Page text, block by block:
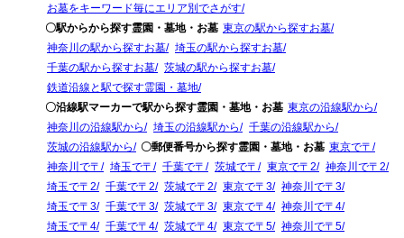
お墓をキーワード毎にエリア別でさがす
〇駅からから探す霊園・墓地・お墓 東京の駅から探すお墓
神奈川の駅から探すお墓
埼玉の駅から探すお墓
千葉の駅から探すお墓
茨城の駅から探すお墓
鉄道沿線と駅で探す霊園・墓地
〇沿線駅マーカーで駅から探す霊園・墓地・お墓 東京の沿線駅から
神奈川の沿線駅から
埼玉の沿線駅から
千葉の沿線駅から
茨城の沿線駅から
〇郵便番号から探す霊園・墓地・お墓 東京で〒
神奈川で〒
埼玉で〒 千葉で〒 茨城で〒 東京で〒2
神奈川で〒2
埼玉で〒2
千葉で〒2 茨城で〒2 東京で〒3
神奈川で〒3
埼玉で〒3
千葉で〒3 茨城で〒3 東京で〒4
神奈川で〒4
埼玉で〒4
千葉で〒4 茨城で〒4 東京で〒5
神奈川で〒5